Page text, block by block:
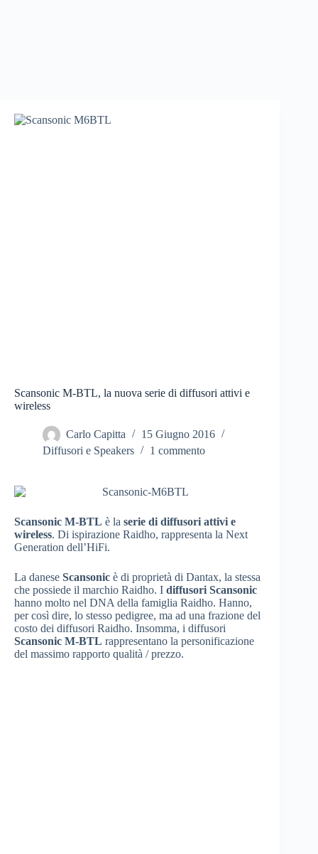
Scansonic M-BTL, la nuova serie di diffusori attivi e
wireless
Carlo Capitta
15 Giugno 2016
Diffusori e Speakers
1 commento
Scansonic M-BTL è la serie di diffusori attivi e
wireless. Di ispirazione Raidho, rappresenta la Next
Generation dell’HiFi.
La danese Scansonic è di proprietà di Dantax, la stessa
che possiede il marchio Raidho. I diffusori Scansonic
hanno molto nel DNA della famiglia Raidho. Hanno,
per così dire, lo stesso pedigree, ma ad una frazione del
costo dei diffusori Raidho. Insomma, i diffusori
Scansonic M-BTL rappresentano la personificazione
del massimo rapporto qualità / prezzo.